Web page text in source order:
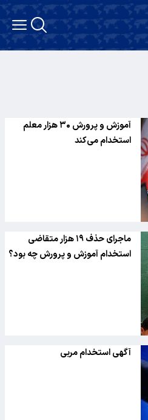
آموزش و پرورش ۳۰ هزار معلم
استخدام می‌کند
ماجرای حذف ۱۹ هزار متقاضی
استخدام آموزش و پرورش چه بود؟
آگهی استخدام مربی